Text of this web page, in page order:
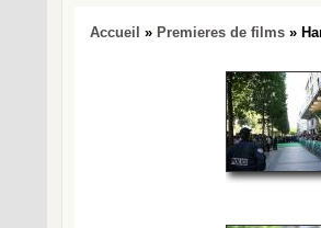
Accueil » Premieres de films »